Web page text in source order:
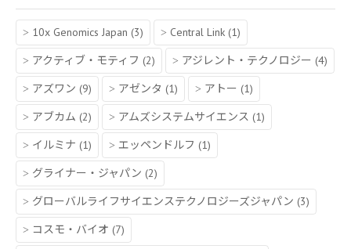
10x Genomics Japan (3) Central Link (1)
アクティブ・モティフ (2) アジレント・テクノロジー (4)
アズワン (9) アゼンタ (1) アトー (1)
アブカム (2) アムズシステムサイエンス (1)
イルミナ (1) エッペンドルフ (1)
グライナー・ジャパン (2)
グローバルライフサイエンステクノロジーズジャパン (3)
コスモ・バイオ (7)